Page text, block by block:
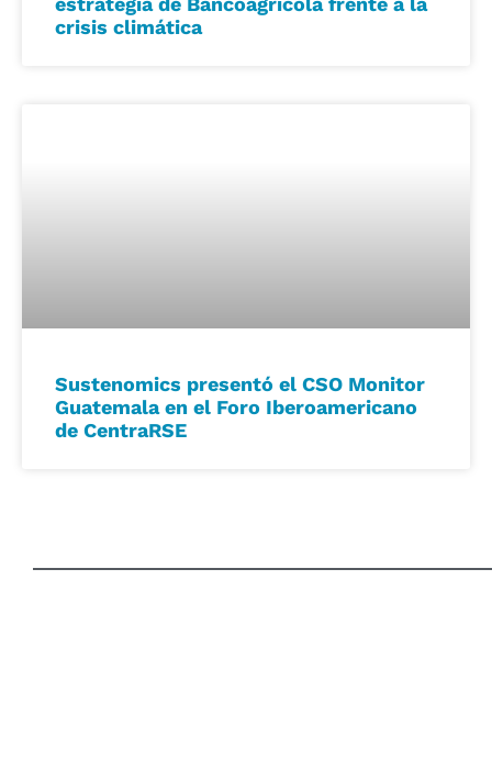
crisis climática
Sustenomics presentó el CSO Monitor
Guatemala en el Foro Iberoamericano
de CentraRSE